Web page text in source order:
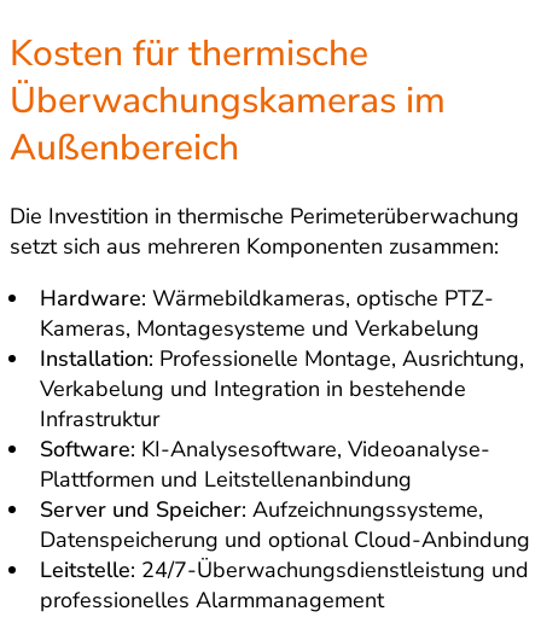
Kosten für thermische
Überwachungskameras im
Außenbereich
Die Investition in thermische Perimeterüberwachung
setzt sich aus mehreren Komponenten zusammen:
Hardware: Wärmebildkameras, optische PTZ-
Kameras, Montagesysteme und Verkabelung
Installation: Professionelle Montage, Ausrichtung,
Verkabelung und Integration in bestehende
Infrastruktur
Software: KI-Analysesoftware, Videoanalyse-
Plattformen und Leitstellenanbindung
Server und Speicher: Aufzeichnungssysteme,
Datenspeicherung und optional Cloud-Anbindung
Leitstelle: 24/7-Überwachungsdienstleistung und
professionelles Alarmmanagement